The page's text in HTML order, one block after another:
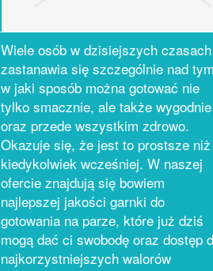
Wiele osób w dzisiejszych czasach
zastanawia się szczególnie nad
w jaki sposób można gotować nie
tylko smacznie, ale także wygodnie
oraz przede wszystkim zdrowo.
Okazuje się, że jest to prostsze niż
kiedykolwiek wcześniej. W naszej
ofercie znajdują się bowiem
najlepszej jakości garnki do
gotowania na parze, które już dziś
mogą dać ci swobodę oraz dostęp
najkorzystniejszych walorów